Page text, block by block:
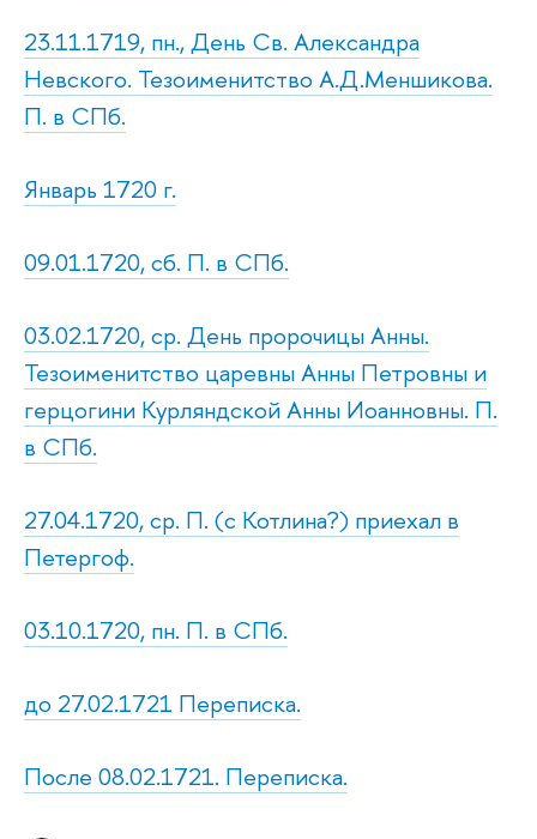
23.11.1719, пн., День Св. Александра
Невского. Тезоименитство А.Д.Меншикова.
П. в СПб.
Январь 1720 г.
09.01.1720, сб. П. в СПб.
03.02.1720, ср. День пророчицы Анны.
Тезоименитство царевны Анны Петровны и
герцогини Курляндской Анны Иоанновны. П.
в СПб.
27.04.1720, ср. П. (с Котлина?) приехал в
Петергоф.
03.10.1720, пн. П. в СПб.
до 27.02.1721 Переписка.
После 08.02.1721. Переписка.